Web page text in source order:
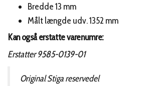
Bredde 13 mm
Målt længde udv. 1352 mm
Kan også erstatte varenumre:
Erstatter 9585-0139-01
Original Stiga reservedel